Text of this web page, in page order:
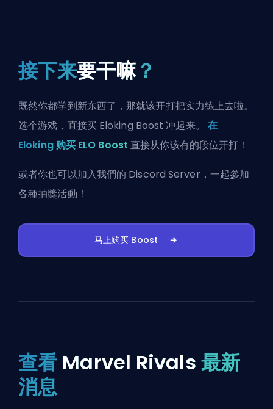
接下来要干嘛？
既然你都学到新东西了，那就该开打把实力练上去啦。
选个游戏，直接买 Eloking Boost 冲起来。 在
Eloking 购买 ELO Boost 直接从你该有的段位开打！
或者你也可以加入我們的 Discord Server ，一起參加
各種抽獎活動！
马上购买 Boost
查看 Marvel Rivals 最新
消息